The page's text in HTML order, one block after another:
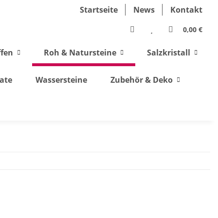
Startseite News Kontakt
0,00 €
Roh & Natursteine Salzkristall
Wassersteine Zubehör & Deko